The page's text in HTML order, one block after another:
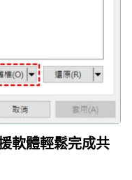
軟體輕鬆完成共